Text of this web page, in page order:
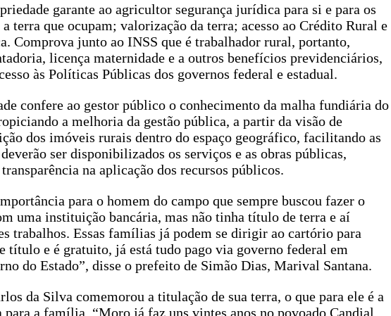
garante ao agricultor segurança jurídica para si e para os
a terra que ocupam; valorização da terra; acesso ao Crédito Rural e
Comprova junto ao INSS que é trabalhador rural, portanto,
licença maternidade e a outros benefícios previdenciários,
às Políticas Públicas dos governos federal e estadual.
confere ao gestor público o conhecimento da malha fundiária do
a melhoria da gestão pública, a partir da visão de
dos imóveis rurais dentro do espaço geográfico, facilitando as
ser disponibilizados os serviços e as obras públicas,
na aplicação dos recursos públicos.
para o homem do campo que sempre buscou fazer o
uma instituição bancária, mas não tinha título de terra e aí
trabalhos. Essas famílias já podem se dirigir ao cartório para
título e é gratuito, já está tudo pago via governo federal em
do Estado”, disse o prefeito de Simão Dias, Marival Santana.
da Silva comemorou a titulação de sua terra, o que para ele é a
para a família. “Moro já faz uns vintes anos no povoado Candial